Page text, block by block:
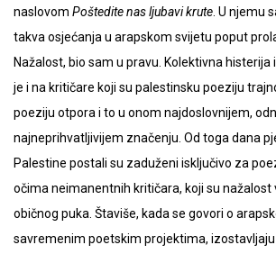
naslovom Poštedite nas ljubavi krute. U njemu
takva osjećanja u arapskom svijetu poput
Nažalost, bio sam u pravu. Kolektivna
je i na kritičare koji su palestinsku poeziju
poeziju otpora i to u onom najdoslovnijem,
najneprihvatljivijem značenju. Od toga dana
Palestine postali su zaduženi isključivo za
očima neimanentnih kritičara, koji su nažalost
običnog puka. Štaviše, kada se govori o
savremenim poetskim projektima,